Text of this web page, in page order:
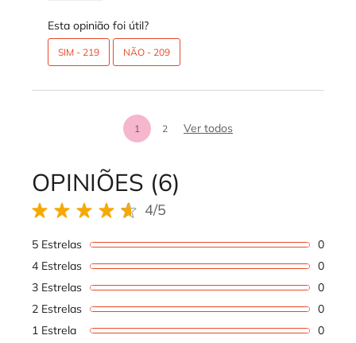
Esta opinião foi útil?
SIM - 219 NÃO - 209
Page 1 of 2. Current page
1 2 Ver todos
REVIEWS DOS PRODUTOS
OPINIÕES (6)
4 out of 5 stars. 4/5
5 Estrelas 0
4 Estrelas
0
3 Estrelas
0
2 Estrelas
0
1 Estrela
0